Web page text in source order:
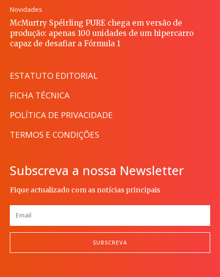
Novidades
McMurtry Spéirling PURE chega em versão de
produção: apenas 100 unidades de um hipercarro
capaz de desafiar a Fórmula 1
ESTATUTO EDITORIAL
FICHA TÉCNICA
POLÍTICA DE PRIVACIDADE
TERMOS E CONDIÇÕES
Subscreva a nossa Newsletter
Fique actualizado com as notícias principais
SUBSCREVA